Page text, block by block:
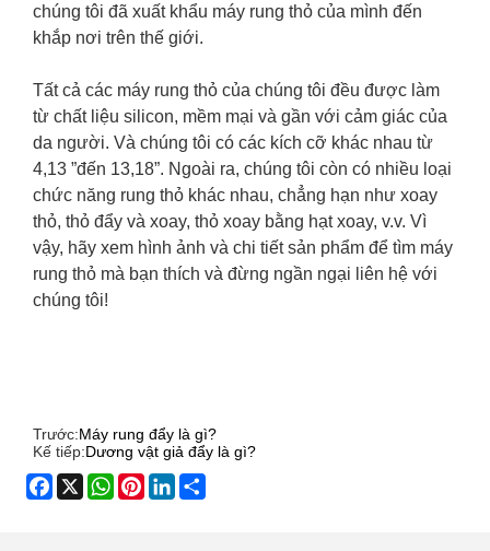
chúng tôi đã xuất khẩu máy rung thỏ của mình đến
khắp nơi trên thế giới.
Tất cả các máy rung thỏ của chúng tôi đều được làm
từ chất liệu silicon, mềm mại và gần với cảm giác của
da người. Và chúng tôi có các kích cỡ khác nhau từ
4,13 ”đến 13,18”. Ngoài ra, chúng tôi còn có nhiều loại
chức năng rung thỏ khác nhau, chẳng hạn như xoay
thỏ, thỏ đẩy và xoay, thỏ xoay bằng hạt xoay, v.v. Vì
vậy, hãy xem hình ảnh và chi tiết sản phẩm để tìm máy
rung thỏ mà bạn thích và đừng ngần ngại liên hệ với
chúng tôi!
Trước:Máy rung đẩy là gì?
Kế tiếp:Dương vật giả đẩy là gì?
Facebook
X WhatsApp
Pinterest
LinkedIn